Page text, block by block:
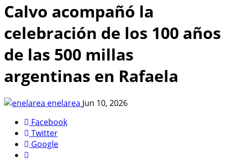
Calvo acompañó la
celebración de los 100 años
de las 500 millas
argentinas en Rafaela
enelarea Jun 10, 2026
Facebook
Twitter
Google